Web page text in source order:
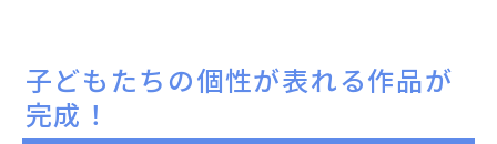
子どもたちの個性が表れる作品が
完成！